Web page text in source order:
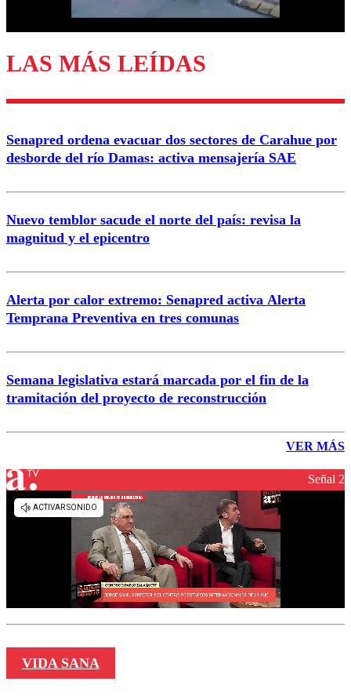
Enviar comentario
LAS MÁS LEÍDAS
Senapred ordena evacuar dos sectores de Carahue por
desborde del río Damas: activa mensajería SAE
Nuevo temblor sacude el norte del país: revisa la
magnitud y el epicentro
Alerta por calor extremo: Senapred activa Alerta
Temprana Preventiva en tres comunas
Semana legislativa estará marcada por el fin de la
tramitación del proyecto de reconstrucción
VER MÁS
Señal 2
VIDA SANA